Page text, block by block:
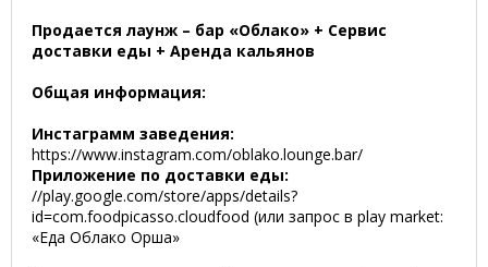
Продается лаунж – бар «Облако» + Сервис
доставки еды + Аренда кальянов
Общая информация:
Инстаграмм заведения:
https://www.instagram.com/oblako.lounge.bar/
Приложение по доставки еды:
//play.google.com/store/apps/details?
id=com.foodpicasso.cloudfood (или запрос в play market:
«Еда Облако Орша»